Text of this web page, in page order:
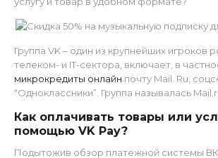
Группа VK – один из крупнейших игроков
телеком- и IТ-сектора, включает, в
микрокредиты онлайн почту Mail. Ru,
“Одноклассники”. Группа называлась
Как оплачивать товары или
помощью VK Pay?
Подытожив обзор платежной системы